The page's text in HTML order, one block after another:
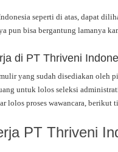
seperti di atas, dapat
pun bisa bergantung lamanya
di PT Thriveni
yang sudah disediakan oleh
untuk lolos seleksi
lolos proses wawancara, berikut
PT Thriveni